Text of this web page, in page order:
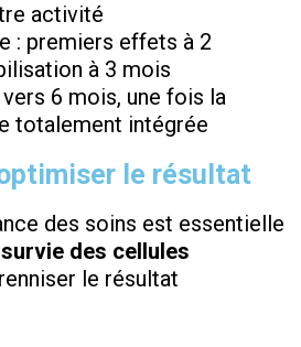
activité
: premiers effets à 2
à 3 mois
6 mois, une fois la
totalement intégrée
le résultat
des soins est essentielle
des cellules
le résultat